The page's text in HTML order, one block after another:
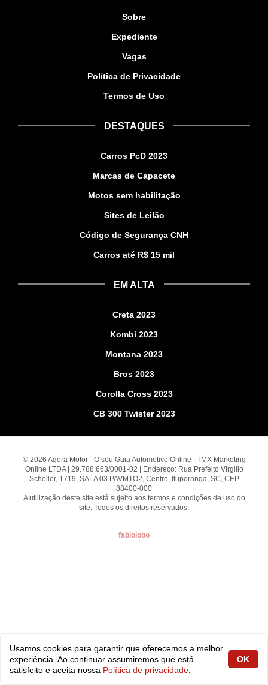
Sobre
Expediente
Vagas
Política de Privacidade
Termos de Uso
DESTAQUES
Carros PcD 2023
Marcas de Capacete
Motos sem habilitação
Sites de Leilão
Código de Segurança CNH
Carros até R$ 15 mil
EM ALTA
Creta 2023
Kombi 2023
Montana 2023
Bros 2023
Corolla Cross 2023
CB 300 Twister 2023
© 2026 Agora Motor - O seu Guia Automotivo Online | TMX Marketing
Online LTDA | 29.788.663/0001-02 | Endereço: Rua Prefeito Virgilio
Scheller, 1719, SALA 03 PAVMTO2, Centro, Ituporanga, SC, CEP
88400-000
A utilização deste site está sujeito aos termos e condições de uso do
site. Todos os direitos reservados.
fabiolobo
Usamos cookies para garantir que oferecemos a melhor
experiência. Ao continuar assumiremos que está
satisfeito e aceita nossa Política de privacidade
OK